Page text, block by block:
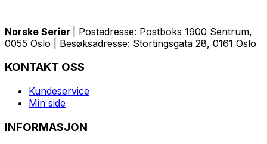
Norske Serier
| Postadresse: Postboks 1900 Sentrum,
0055 Oslo | Besøksadresse: Stortingsgata 28, 0161 Oslo
KONTAKT OSS
Kundeservice
Min side
INFORMASJON